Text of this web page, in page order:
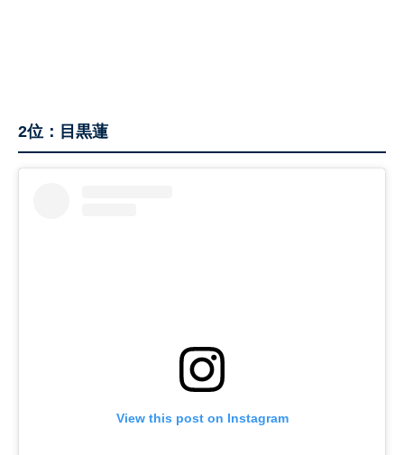
2位：目黒蓮
View this post on Instagram